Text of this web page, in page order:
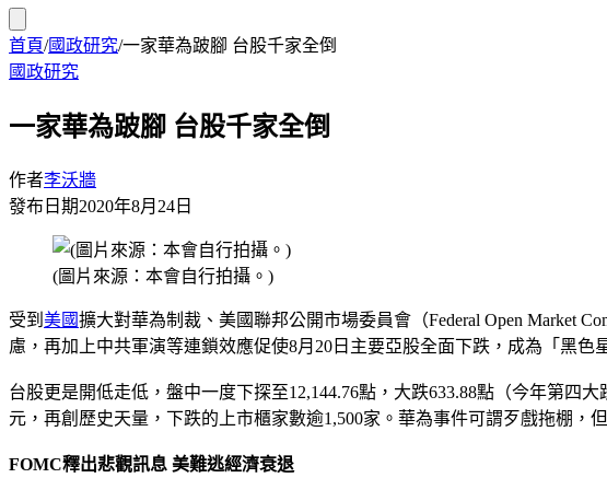
首頁/國政研究/一家華為跛腳 台股千家全倒
國政研究
一家華為跛腳 台股千家全倒
作者李沃牆
發布日期2020年8月24日
(圖片來源：本會自行拍攝。)
受到 美國擴大對華為制裁、美國聯邦公開市場委員會（Federal Open Market
慮，再加上中共軍演等連鎖效應促使8月20日主要亞股全面下跌，成為「黑色
台股更是開低走低，盤中一度下探至12,144.76點，大跌633.88點（今年第四
元，再創歷史天量，下跌的上市櫃家數逾1,500家。華為事件可謂歹戲拖棚，
FOMC釋出悲觀訊息 美難逃經濟衰退